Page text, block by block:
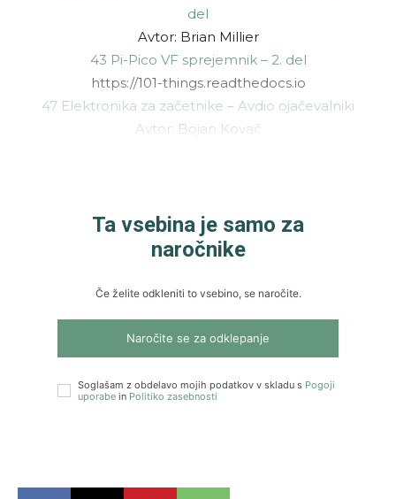
del
Avtor: Brian Millier
43 Pi-Pico VF sprejemnik – 2. del
https://101-things.readthedocs.io
47 Elektronika za začetnike – Avdio ojačevalniki
Avtor: Bojan Kovač
Ta vsebina je samo za
naročnike
Če želite odkleniti to vsebino, se naročite.
Naročite se za odklepanje
Soglašam z obdelavo mojih podatkov v skladu s Pogoji
uporabe in Politiko zasebnosti